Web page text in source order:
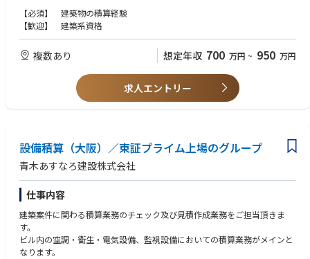
す。また、部署を超えたタテ・ヨコ・ナナメの人間関係をつくり出すため
に互助会（年3回、部署を超えた社内イベント）、クラブ活動、地域交流
会など、様々な取り組みを行っています。
すのでチームワークを持って取り組んで頂きます。
現在同部門では4名の方が就業されています。
太陽の塔内部再生プロジェクト、クロスタワー大阪ベイ(日本一の分譲住宅
超高層マンション)、有名テーマパーク、なみはやドーム、東京都江東高齢
者医療センター、宮本武蔵顕彰「武蔵武道館」など
【◇「働きやすい設計事務所No.1（※）」に選定！※建築系専門誌”日経
アーキテクチャーより 】
す。また、部署を超えたタテ・ヨコ・ナナメの人間関係をつくり出すため
に互助会（年3回、部署を超えた社内イベント）、クラブ活動、地域交流
会など、様々な取り組みを行っています。
【必須】 建築物の積算経験
【歓迎】 建築系資格
複数あり 想定年収 700 万円 ~ 950 万円
求人エントリー
設備積算（大阪）／東証プライム上場のグループ
青木あすなろ建設株式会社
仕事内容
建築案件に関わる積算業務のチェック及び⾒積作成業務をご担当頂きま
す。
ビル内の空調・衛生・電気設備、監視設備においての積算業務がメインと
なります。